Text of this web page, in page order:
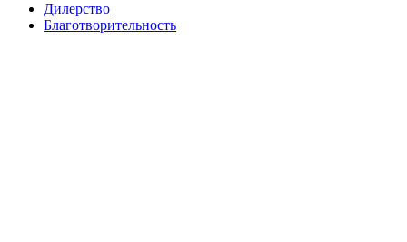
Дилерство
Благотворительность